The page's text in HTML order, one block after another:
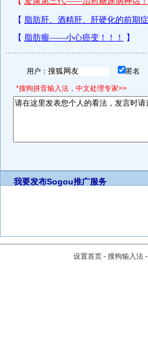
用户： 匿名
*搜狗拼音输入法，中文处理专家>>
我要发布Sogou推广服务
设置首页 - 搜狗输入法 -